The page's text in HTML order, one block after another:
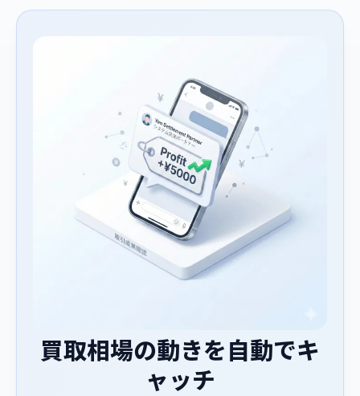
買取相場の動きを自動でキ
ャッチ